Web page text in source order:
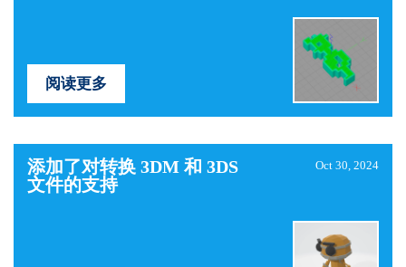
阅读更多
添加了对转换 3DM 和 3DS
文件的支持
Oct 30, 2024